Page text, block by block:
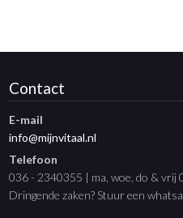
Contact
E-mail
info@mijnvitaal.nl
Telefoon
036 - 2340355 | ma, woe, do & vrij
Dringende zaken? Stuur een